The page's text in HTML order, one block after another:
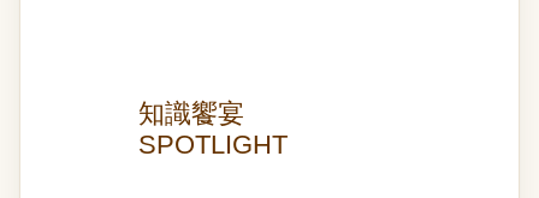
知識饗宴
SPOTLIGHT